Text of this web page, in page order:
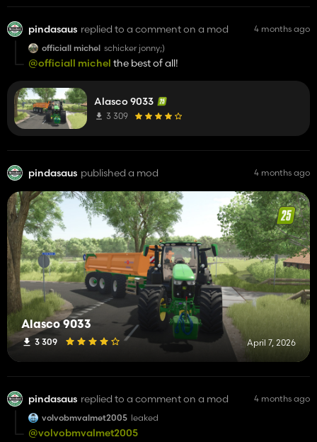
pindasaus replied to a comment on a mod
4 months ago
officiall michel schicker jonny;)
@officiall michel the best of all!
Alasco 9033
3 309
pindasaus published a mod 4 months ago
Alasco 9033
3 309 April 7, 2026
pindasaus replied to a comment on a mod
4 months ago
volvobmvalmet2005 leaked
@volvobmvalmet2005